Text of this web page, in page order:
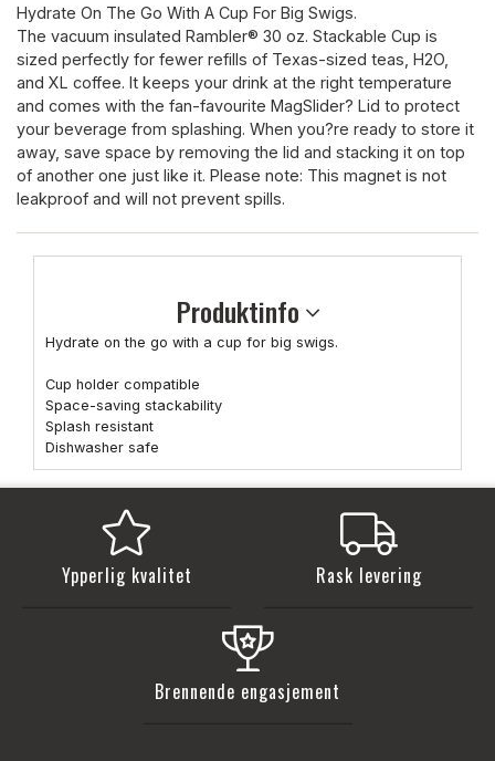
Hydrate On The Go With A Cup For Big Swigs.
The vacuum insulated Rambler® 30 oz. Stackable Cup is
sized perfectly for fewer refills of Texas-sized teas, H2O,
and XL coffee. It keeps your drink at the right temperature
and comes with the fan-favourite MagSlider? Lid to protect
your beverage from splashing. When you?re ready to store it
away, save space by removing the lid and stacking it on top
of another one just like it. Please note: This magnet is not
leakproof and will not prevent spills.
Produktinfo
Hydrate on the go with a cup for big swigs.
Cup holder compatible
Space-saving stackability
Splash resistant
Dishwasher safe
Ypperlig kvalitet Rask levering
Brennende engasjement